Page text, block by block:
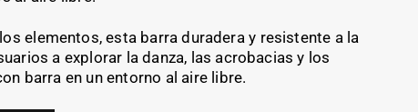
elementos, esta barra duradera y resistente a la
a explorar la danza, las acrobacias y los
barra en un entorno al aire libre.